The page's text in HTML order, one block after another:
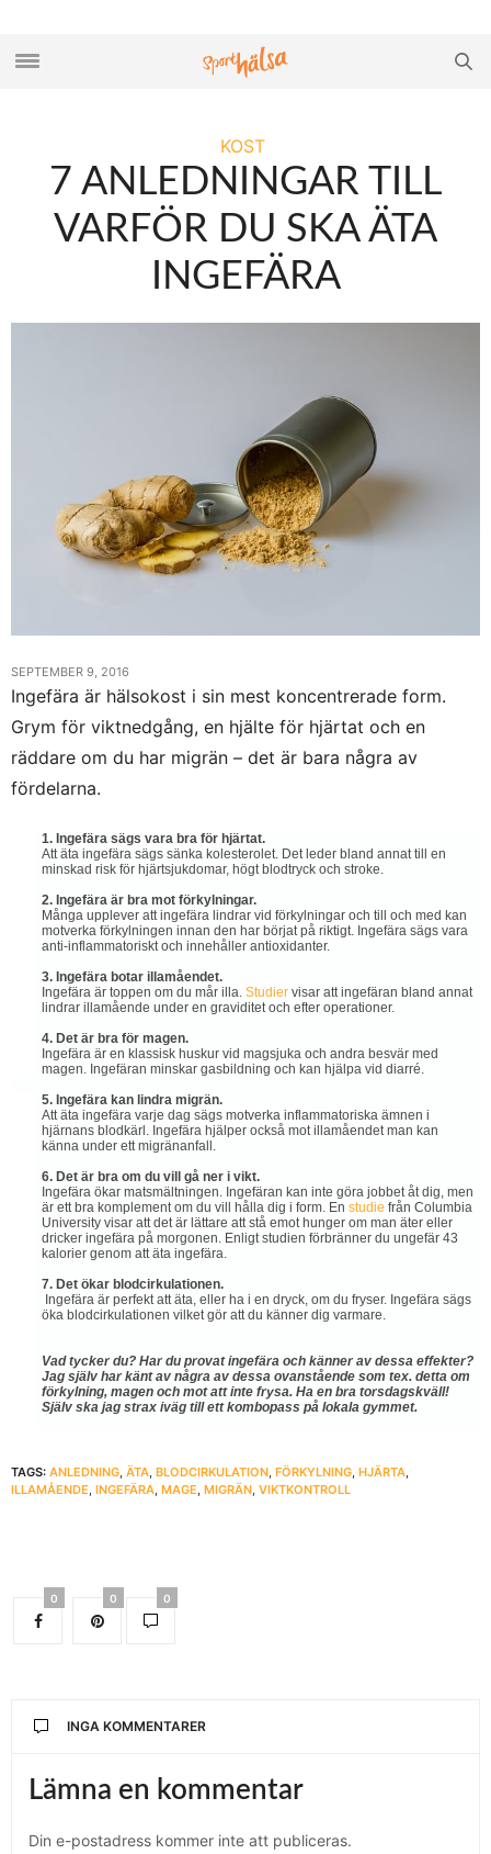
KOST
7 ANLEDNINGAR TILL
VARFÖR DU SKA ÄTA
INGEFÄRA
SEPTEMBER 9, 2016
Ingefära är hälsokost i sin mest koncentrerade form.
Grym för viktnedgång, en hjälte för hjärtat och en
räddare om du har migrän – det är bara några av
fördelarna.
1. Ingefära sägs vara bra för hjärtat.
Att äta ingefära sägs sänka kolesterolet. Det leder bland annat till en
minskad risk för hjärtsjukdomar, högt blodtryck och stroke.
2. Ingefära är bra mot förkylningar.
Många upplever att ingefära lindrar vid förkylningar och till och med kan
motverka förkylningen innan den har börjat på riktigt. Ingefära sägs vara
anti-inflammatoriskt och innehåller antioxidanter.
3. Ingefära botar illamåendet.
Ingefära är toppen om du mår illa. Studier visar att ingefäran bland annat
lindrar illamående under en graviditet och efter operationer.
4. Det är bra för magen.
Ingefära är en klassisk huskur vid magsjuka och andra besvär med
magen. Ingefäran minskar gasbildning och kan hjälpa vid diarré.
5. Ingefära kan lindra migrän.
Att äta ingefära varje dag sägs motverka inflammatoriska ämnen i
hjärnans blodkärl. Ingefära hjälper också mot illamåendet man kan
känna under ett migränanfall.
6. Det är bra om du vill gå ner i vikt.
Ingefära ökar matsmältningen. Ingefäran kan inte göra jobbet åt dig, men
är ett bra komplement om du vill hålla dig i form. En studie från Columbia
University visar att det är lättare att stå emot hunger om man äter eller
dricker ingefära på morgonen. Enligt studien förbränner du ungefär 43
kalorier genom att äta ingefära.
7. Det ökar blodcirkulationen.
Ingefära är perfekt att äta, eller ha i en dryck, om du fryser. Ingefära sägs
öka blodcirkulationen vilket gör att du känner dig varmare.
Vad tycker du? Har du provat ingefära och känner av dessa effekter?
Jag själv har känt av några av dessa ovanstående som tex. detta om
förkylning, magen och mot att inte frysa. Ha en bra torsdagskväll!
Själv ska jag strax iväg till ett kombopass på lokala gymmet.
TAGS: ANLEDNING, ÄTA, BLODCIRKULATION, FÖRKYLNING, HJÄRTA,
ILLAMÅENDE, INGEFÄRA, MAGE, MIGRÄN, VIKTKONTROLL
0 0 0
INGA KOMMENTARER
Lämna en kommentar
Din e-postadress kommer inte att publiceras.